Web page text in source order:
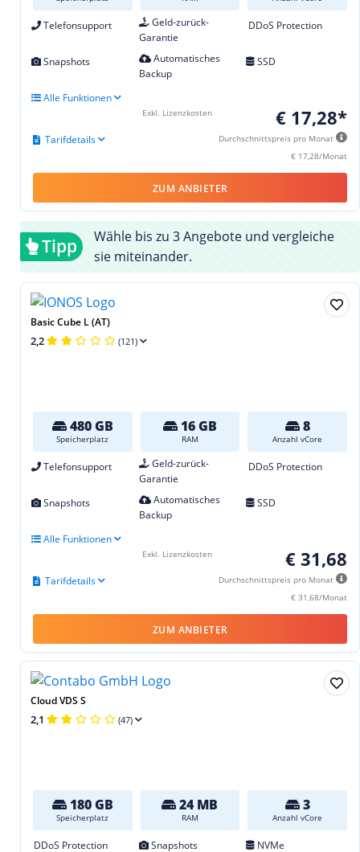
Telefonsupport
Geld-zurück-
Garantie
DDoS Protection
Snapshots
Automatisches
Backup
SSD
Alle Funktionen
€ 17,28*
Durchschnittspreis pro Monat
€ 17,28/Monat
Tarifdetails
Exkl. Lizenzkosten
ZUM ANBIETER
Tipp
Wähle bis zu 3 Angebote und vergleiche
sie miteinander.
Basic Cube L (AT)
2,2 (121)
480 GB
Speicherplatz
16 GB
RAM
8
Anzahl vCore
Telefonsupport
Geld-zurück-
Garantie
DDoS Protection
Snapshots
Automatisches
Backup
SSD
Alle Funktionen
€ 31,68
Durchschnittspreis pro Monat
€ 31,68/Monat
Tarifdetails
Exkl. Lizenzkosten
ZUM ANBIETER
Cloud VDS S
2,1 (47)
180 GB
Speicherplatz
24 MB
RAM
3
Anzahl vCore
DDoS Protection Snapshots NVMe